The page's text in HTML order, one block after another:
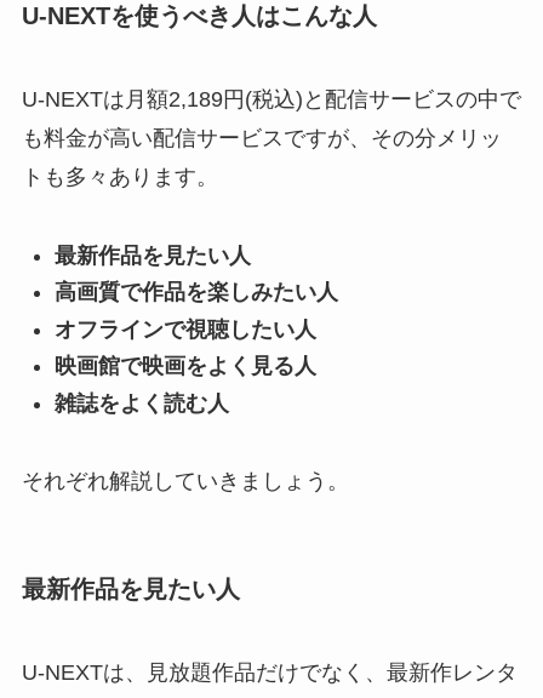
U-NEXTを使うべき人はこんな人
U-NEXTは月額2,189円(税込)と配信サービスの中で
も料金が高い配信サービスですが、その分メリッ
トも多々あります。
最新作品を見たい人
高画質で作品を楽しみたい人
オフラインで視聴したい人
映画館で映画をよく見る人
雑誌をよく読む人
それぞれ解説していきましょう。
最新作品を見たい人
U-NEXTは、見放題作品だけでなく、最新作レンタ